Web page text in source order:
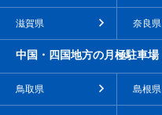
滋賀県 奈良県
中国・四国地方の月極駐車場
鳥取県 島根県